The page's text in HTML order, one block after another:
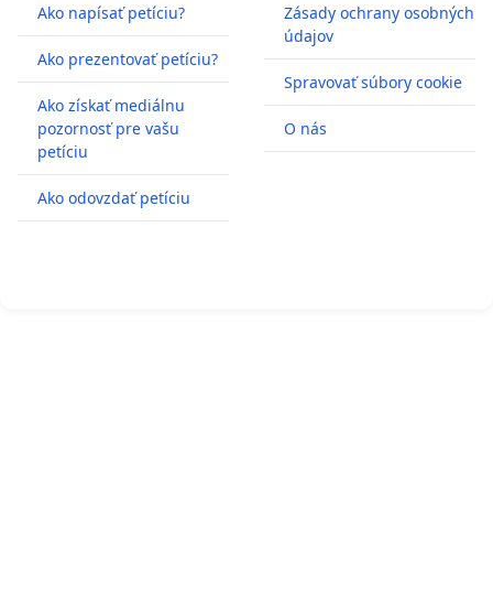
Ako napísať petíciu?
Ako prezentovať petíciu?
Ako získať mediálnu
pozornosť pre vašu
petíciu
Ako odovzdať petíciu
Zásady ochrany osobných
údajov
Spravovať súbory cookie
O nás